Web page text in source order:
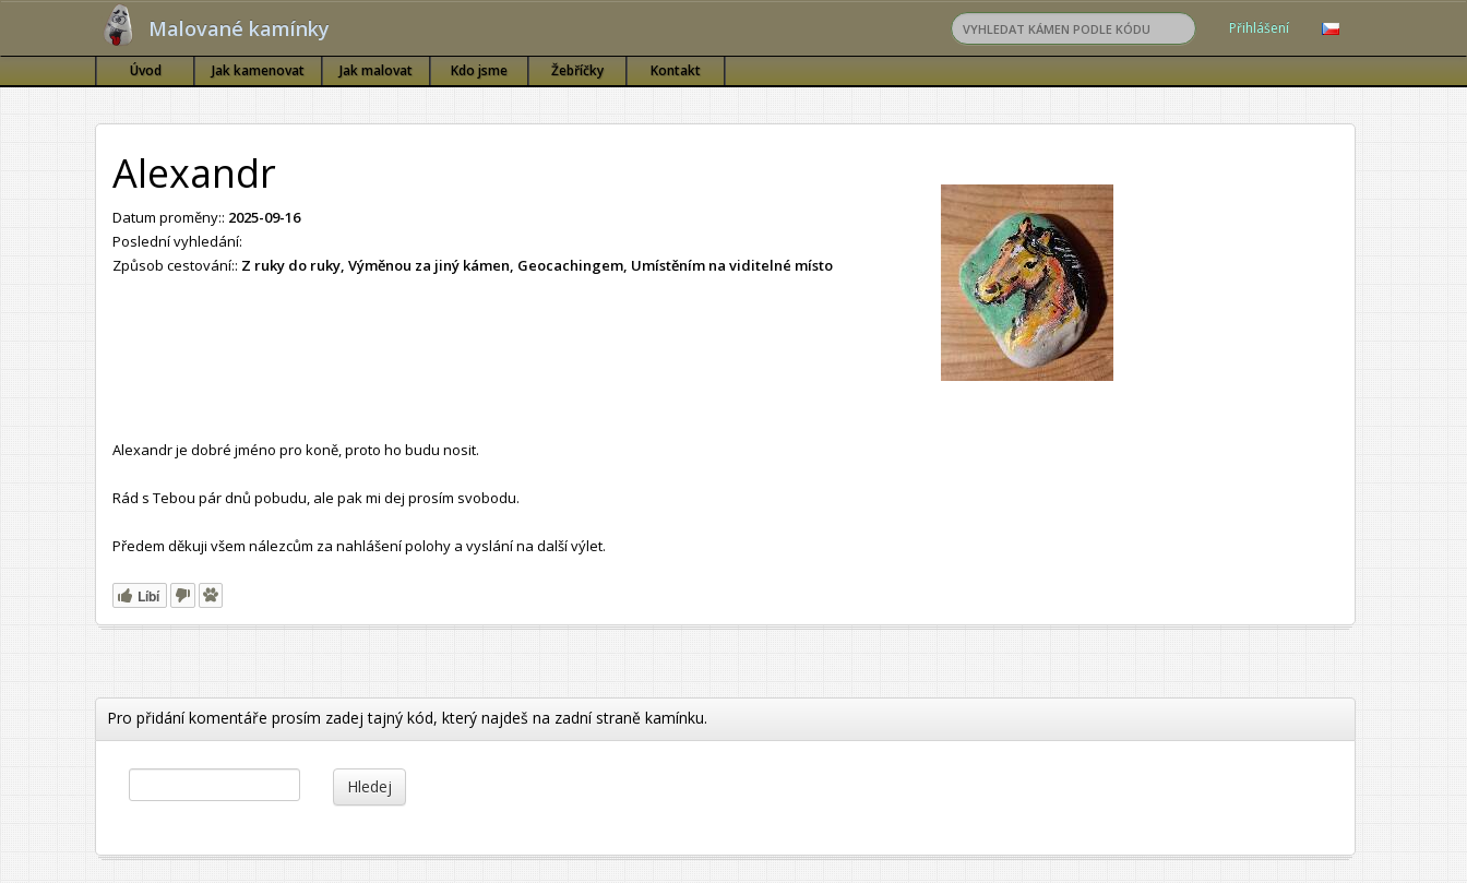
Malované kamínky Přihlášení
Úvod Jak kamenovat Jak malovat Kdo jsme Žebříčky Kontakt
Alexandr
Datum proměny:: 2025-09-16
Poslední vyhledání:
Způsob cestování:: Z ruky do ruky, Výměnou za jiný kámen, Geocachingem, Umístěním na viditelné místo
Alexandr je dobré jméno pro koně, proto ho budu nosit.
Rád s Tebou pár dnů pobudu, ale pak mi dej prosím svobodu.
Předem děkuji všem nálezcům za nahlášení polohy a vyslání na další výlet.
Líbí
Pro přidání komentáře prosím zadej tajný kód, který najdeš na zadní straně kamínku.
Hledej